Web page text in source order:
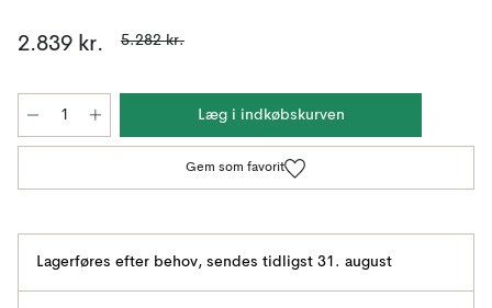
2.839 kr. 5.282 kr.
Læg i indkøbskurven
Gem som favorit
Lagerføres efter behov, sendes tidligst 31. august